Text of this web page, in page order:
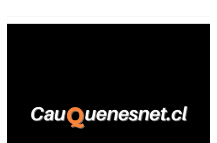
relató que los hechos ocurrieron cerca de las 11:30 horas en el
trabajadores, el edil descendió del vehículo y, en medio de la
confrontación, la habría tomado de los hombros, empujado al
suelo y agredido con golpes de pies y manos, mientr...